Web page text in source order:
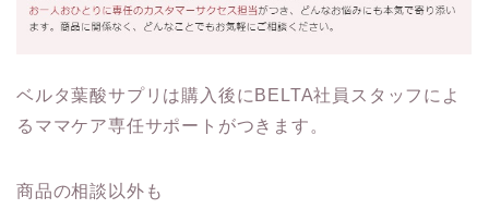
ベルタ葉酸サプリは購入後にBELTA社員スタッフによ
るママケア専任サポートがつきます。
商品の相談以外も